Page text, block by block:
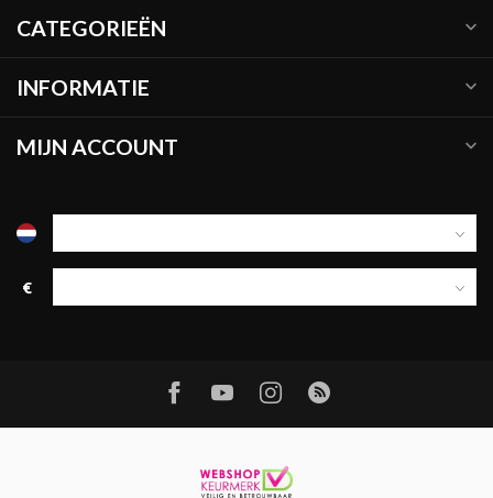
CATEGORIEËN
INFORMATIE
MIJN ACCOUNT
€